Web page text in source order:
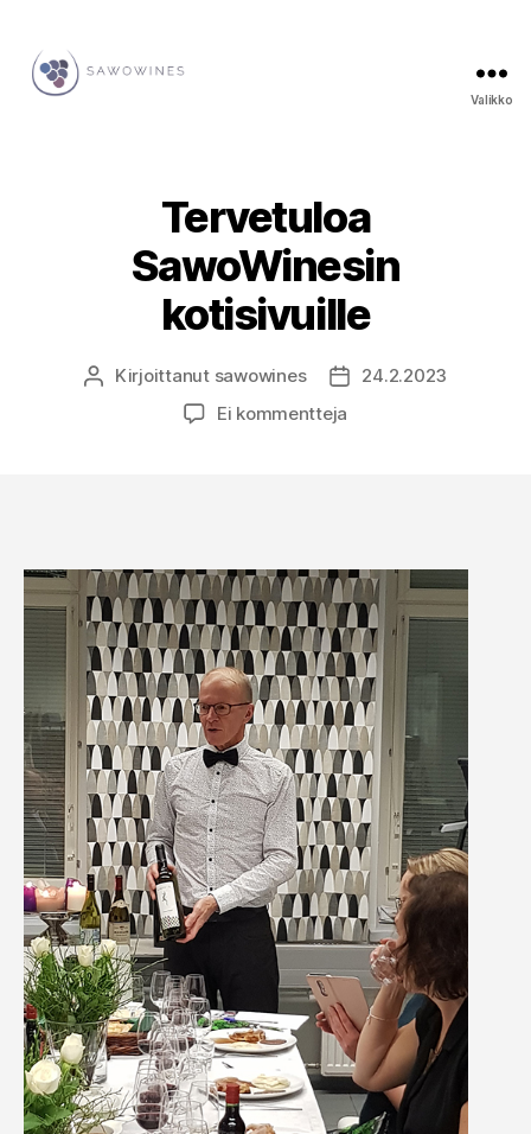
Valikko
Tervetuloa
SawoWinesin
kotisivuille
Kirjoittaja
Kirjoittanut sawowines Julkaisupäivämäärä
24.2.2023
Ei kommentteja